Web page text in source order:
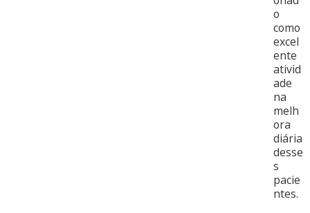
o
como
excel
ente
ativid
ade
na
melh
ora
diária
desse
s
pacie
ntes.